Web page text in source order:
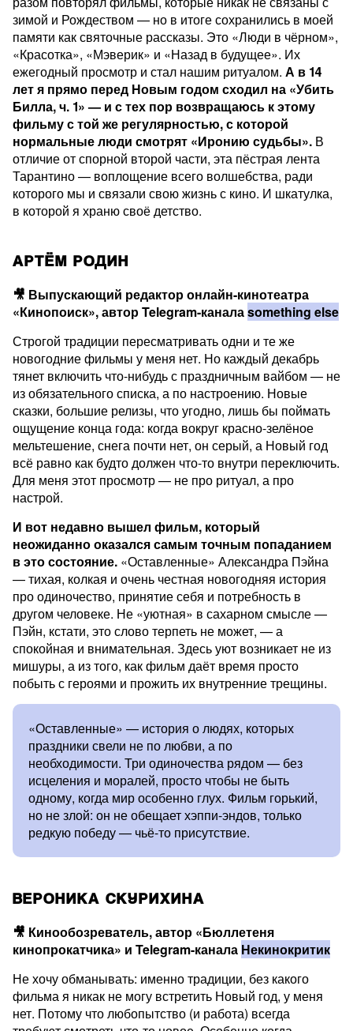
зимой и Рождеством — но в итоге сохранились в моей
памяти как святочные рассказы. Это «Люди в чёрном»,
«Красотка», «Мэверик» и «Назад в будущее». Их
ежегодный просмотр и стал нашим ритуалом. А в 14
лет я прямо перед Новым годом сходил на «Убить
Билла, ч. 1» — и с тех пор возвращаюсь к этому
фильму с той же регулярностью, с которой
нормальные люди смотрят «Иронию судьбы». В
отличие от спорной второй части, эта пёстрая лента
Тарантино — воплощение всего волшебства, ради
которого мы и связали свою жизнь с кино. И шкатулка,
в которой я храню своё детство.
АРТЁМ РОДИН
🎥 Выпускающий редактор онлайн-кинотеатра
«Кинопоиск», автор Telegram-каналаsomething else
Строгой традиции пересматривать одни и те же
новогодние фильмы у меня нет. Но каждый декабрь
тянет включить что-нибудь с праздничным вайбом — не
из обязательного списка, а по настроению. Новые
сказки, большие релизы, что угодно, лишь бы поймать
ощущение конца года: когда вокруг красно-зелёное
мельтешение, снега почти нет, он серый, а Новый год
всё равно как будто должен что-то внутри переключить.
Для меня этот просмотр — не про ритуал, а про
настрой.
И вот недавно вышел фильм, который
неожиданно оказался самым точным попаданием
в это состояние. «Оставленные» Александра Пэйна
— тихая, колкая и очень честная новогодняя история
про одиночество, принятие себя и потребность в
другом человеке. Не «уютная» в сахарном смысле —
Пэйн, кстати, это слово терпеть не может, — а
спокойная и внимательная. Здесь уют возникает не из
мишуры, а из того, как фильм даёт время просто
побыть с героями и прожить их внутренние трещины.
«Оставленные» — история о людях, которых
праздники свели не по любви, а по
необходимости. Три одиночества рядом — без
исцеления и моралей, просто чтобы не быть
одному, когда мир особенно глух. Фильм горький,
но не злой: он не обещает хэппи-эндов, только
редкую победу — чьё-то присутствие.
ВЕРОНИКА СКУРИХИНА
🎥 Кинообозреватель, автор «Бюллетеня
кинопрокатчика» и Telegram-канала Некинокритик
Не хочу обманывать: именно традиции, без какого
фильма я никак не могу встретить Новый год, у меня
нет. Потому что любопытство (и работа) всегда